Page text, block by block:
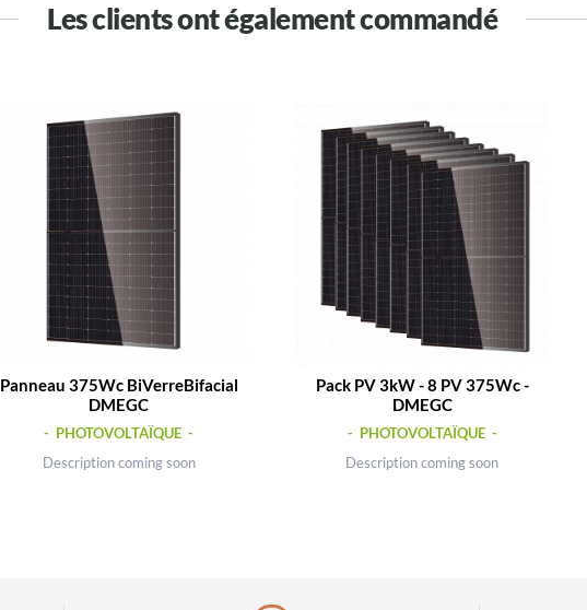
Les clients ont également commandé
Panneau 375Wc BiVerreBifacial
DMEGC
- PHOTOVOLTAÏQUE -
Description coming soon
Pack PV 3kW - 8 PV 375Wc -
DMEGC
- PHOTOVOLTAÏQUE -
Description coming soon